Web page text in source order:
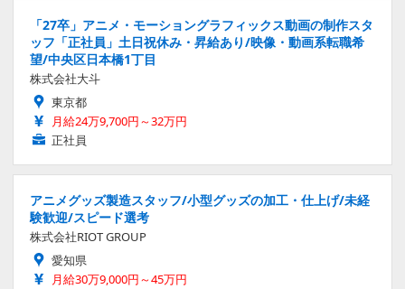
「27卒」アニメ・モーショングラフィックス動画の制作スタ
ッフ「正社員」土日祝休み・昇給あり/映像・動画系転職希
望/中央区日本橋1丁目
株式会社大斗
東京都
月給24万9,700円～32万円
正社員
アニメグッズ製造スタッフ/小型グッズの加工・仕上げ/未経
験歓迎/スピード選考
株式会社RIOT GROUP
愛知県
月給30万9,000円～45万円